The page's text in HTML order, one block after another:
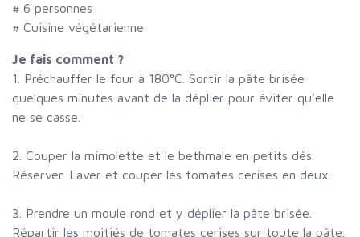
# 6 personnes
# Cuisine végétarienne
Je fais comment ?
1. Préchauffer le four à 180°C. Sortir la pâte brisée
quelques minutes avant de la déplier pour éviter qu'elle
ne se casse.
2. Couper la mimolette et le bethmale en petits dés.
Réserver. Laver et couper les tomates cerises en deux.
3. Prendre un moule rond et y déplier la pâte brisée.
Répartir les moitiés de tomates cerises sur toute la pâte.